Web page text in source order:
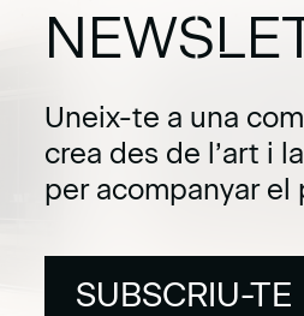
Uneix-te a una
crea des de l’art i
per acompanyar el
SUBSCRIU-TE